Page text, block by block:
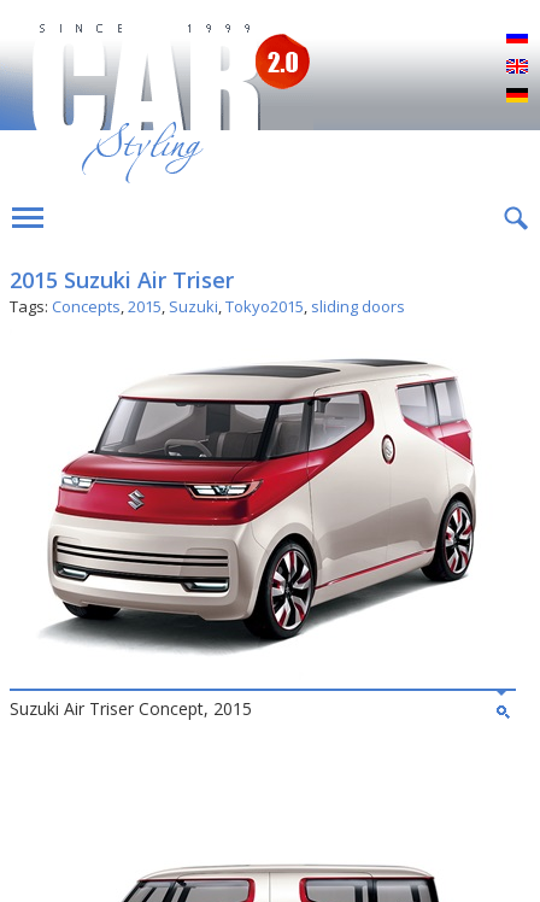
2015 Suzuki Air Triser
Tags: Concepts,2015, Suzuki,Tokyo2015, sliding doors
Suzuki Air Triser Concept, 2015